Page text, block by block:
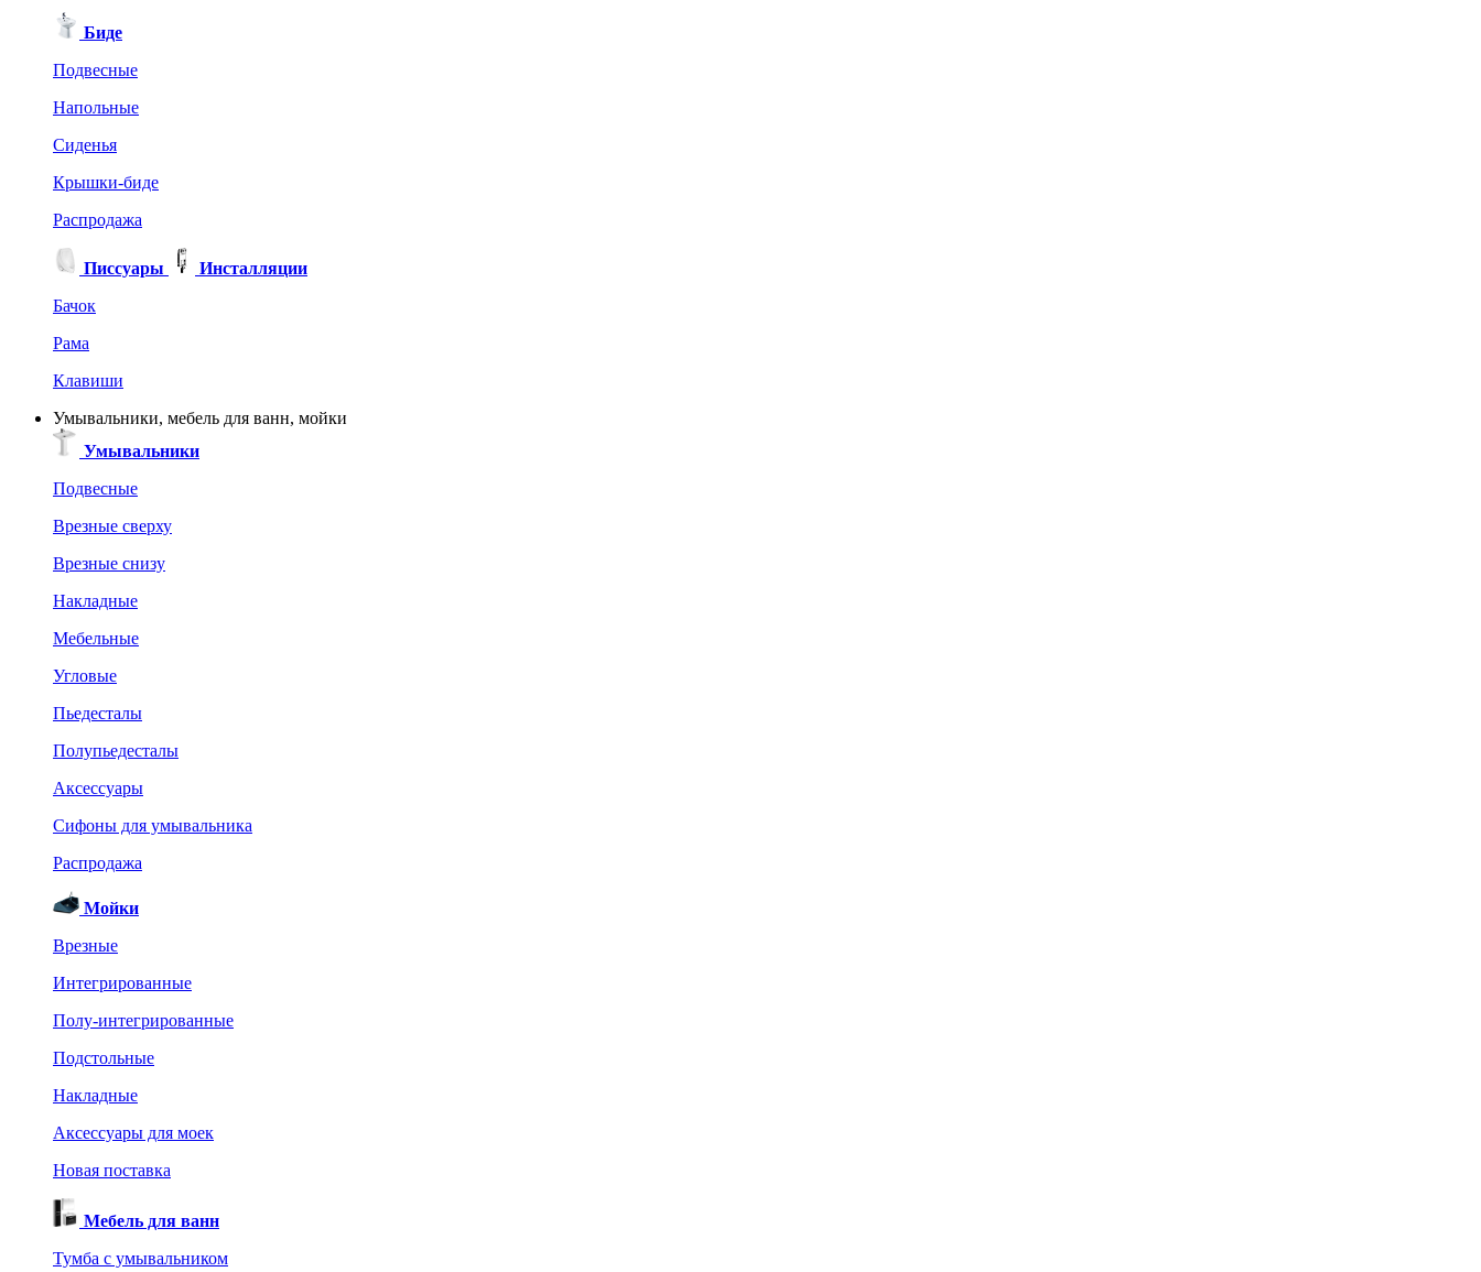
Биде
Подвесные
Напольные
Сиденья
Крышки-биде
Распродажа
Писсуары
Инсталляции
Бачок
Рама
Клавиши
Умывальники, мебель для ванн, мойки
Умывальники
Подвесные
Врезные сверху
Врезные снизу
Накладные
Мебельные
Угловые
Пьедесталы
Полупьедесталы
Аксессуары
Сифоны для умывальника
Распродажа
Мойки
Врезные
Интегрированные
Полу-интегрированные
Подстольные
Накладные
Аксессуары для моек
Новая поставка
Мебель для ванн
Тумба с умывальником